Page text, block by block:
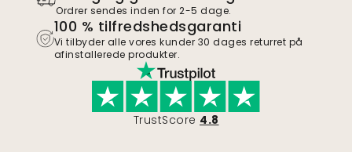
Ordrer sendes inden for 2-5 dage.
100 % tilfredshedsgaranti
Vi tilbyder alle vores kunder 30 dages returret på
afinstallerede produkter.
TrustScore 4.8